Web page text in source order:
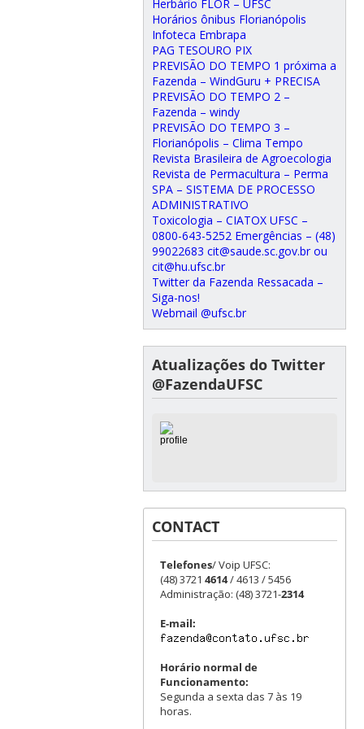
Herbário FLOR – UFSC
Horários ônibus Florianópolis
Infoteca Embrapa
PAG TESOURO PIX
PREVISÃO DO TEMPO 1 próxima a
Fazenda – WindGuru + PRECISA
PREVISÃO DO TEMPO 2 –
Fazenda – windy
PREVISÃO DO TEMPO 3 –
Florianópolis – Clima Tempo
Revista Brasileira de Agroecologia
Revista de Permacultura – Perma
SPA – SISTEMA DE PROCESSO
ADMINISTRATIVO
Toxicologia – CIATOX UFSC –
0800-643-5252 Emergências – (48)
99022683 cit@saude.sc.gov.br ou
cit@hu.ufsc.br
Twitter da Fazenda Ressacada –
Siga-nos!
Webmail @ufsc.br
Atualizações do Twitter
@FazendaUFSC
CONTACT
Telefones/ Voip UFSC:
(48) 3721 4614/ 4613 / 5456
Administração: (48) 3721-2314
E-mail:
Horário normal de
Funcionamento:
Segunda a sexta das 7 às 19
horas.